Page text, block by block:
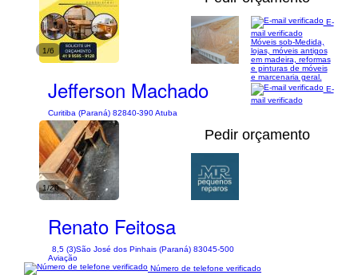
1/6
Jefferson Machado
Curitiba (Paraná) 82840-390 Atuba
E-
mail verificado
Móveis sob-Medida,
lojas, móveis antigos
em madeira, reformas
e pinturas de móveis
e marcenaria geral.
1/20
Pedir orçamento
Renato Feitosa
8,5 (3)São José dos Pinhais (Paraná) 83045-500
Aviação
E-
mail verificado
Número de telefone verificado